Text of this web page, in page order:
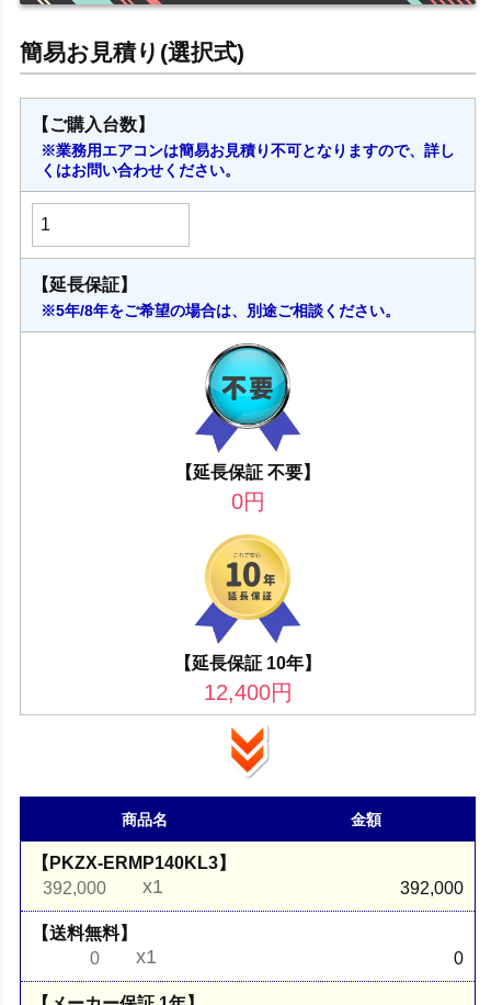
【ご購入台数】
※業務用エアコンは簡易お見積り不可となりますので、詳し
くはお問い合わせください。
【延長保証】
※5年/8年をご希望の場合は、別途ご相談ください。
【延長保証 不要】
0円
【延長保証 10年】
12,400円
商品名 金額
【PKZX-ERMP140KL3】
392,000
x1 392,000
【送料無料】
0
x1 0